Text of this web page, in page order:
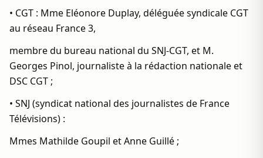
• CGT : Mme Eléonore Duplay, déléguée syndicale CGT
au réseau France 3,
membre du bureau national du SNJ-CGT, et M.
Georges Pinol, journaliste à la rédaction nationale et
DSC CGT ;
• SNJ (syndicat national des journalistes de France
Télévisions) :
Mmes Mathilde Goupil et Anne Guillé ;